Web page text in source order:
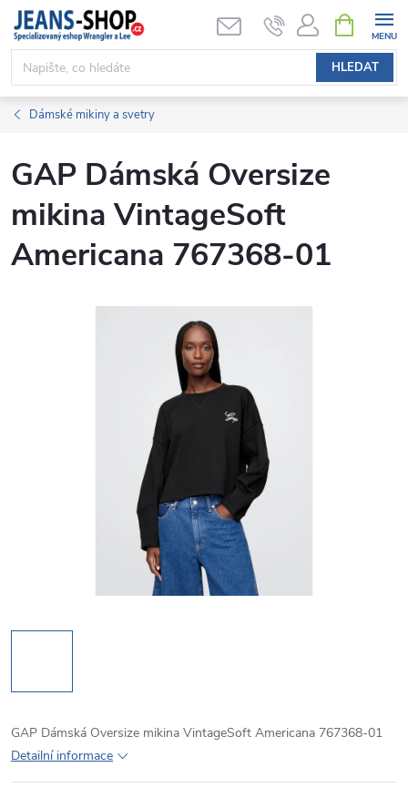
Přejít
obsah
HLEDAT
NÁKUPNÍ
KOŠÍK
Dámské mikiny a svetry
GAP Dámská Oversize
mikina VintageSoft
Americana 767368-01
GAP Dámská Oversize mikina VintageSoft Americana 767368-01
Detailní informace